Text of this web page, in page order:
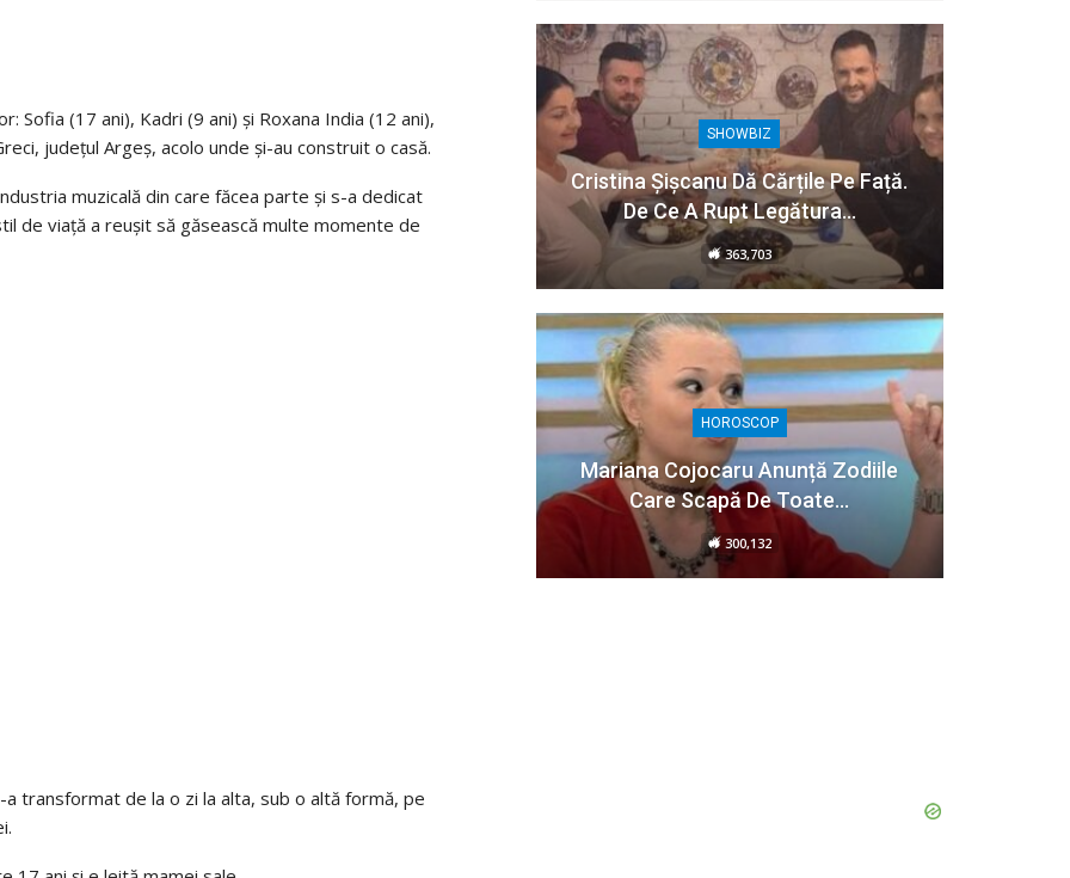
Sofia (17 ani), Kadri (9 ani) și Roxana India (12 ani),
județul Argeș, acolo unde și-au construit o casă.
muzicală din care făcea parte și s-a dedicat
de viață a reușit să găsească multe momente de
transformat de la o zi la alta, sub o altă formă, pe
SHOWBIZ
Cristina Șișcanu Dă Cărțile Pe Față.
De Ce A Rupt Legătura…
363,703
HOROSCOP
Mariana Cojocaru Anunță Zodiile
Care Scapă De Toate…
300,132